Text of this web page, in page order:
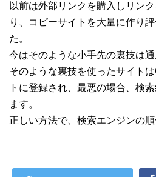
以前は外部リンクを購入しリン
り、コピーサイトを大量に作り
た。
今はそのような小手先の裏技は通
そのような裏技を使ったサイト
トに登録され、最悪の場合、検
ます。
正しい方法で、検索エンジンの順